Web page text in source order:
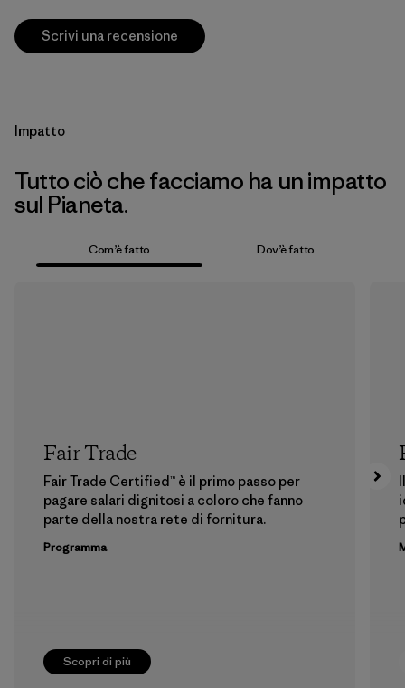
Scrivi una recensione
Impatto
Tutto ciò che facciamo ha un impatto
sul Pianeta.
Com’è fatto Dov’è fatto
Scopri di più
Fair Trade
Fair Trade Certified™ è il primo passo per
pagare salari dignitosi a coloro che fanno
parte della nostra rete di fornitura.
Programma